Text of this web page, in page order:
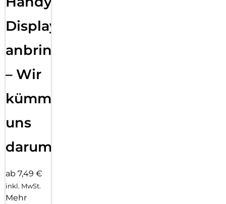
Displayfolie
anbringen
– Wir
kümmern
uns
darum!
ab 7,49 €
inkl. MwSt.
Mehr